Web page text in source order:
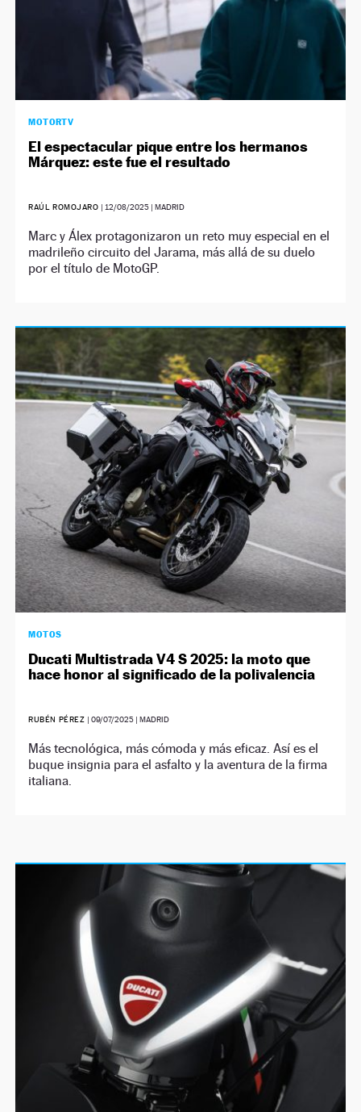
MOTORTV
El espectacular pique entre los hermanos
Márquez: este fue el resultado
RAÚL ROMOJARO | 12/08/2025 | MADRID
Marc y Álex protagonizaron un reto muy especial en el
madrileño circuito del Jarama, más allá de su duelo
por el título de MotoGP.
MOTOS
Ducati Multistrada V4 S 2025: la moto que
hace honor al significado de la polivalencia
RUBÉN PÉREZ |09/07/2025 | MADRID
Más tecnológica, más cómoda y más eficaz. Así es el
buque insignia para el asfalto y la aventura de la firma
italiana.